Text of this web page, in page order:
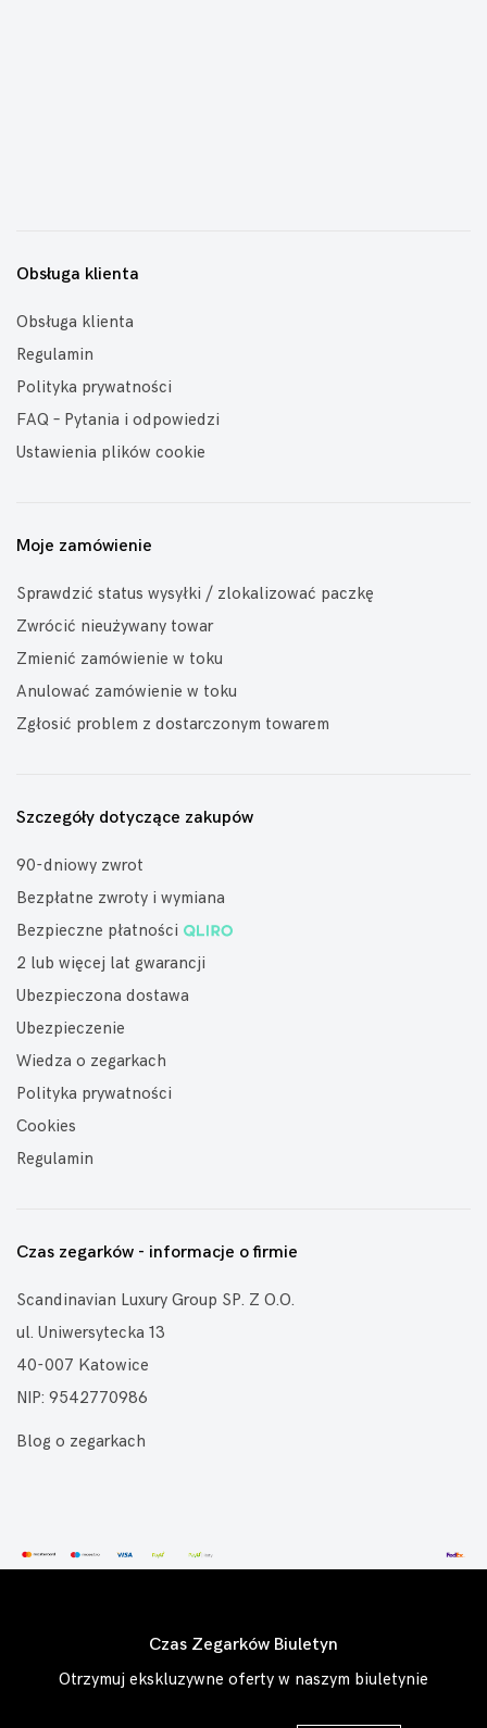
Obsługa klienta
Obsługa klienta
Regulamin
Polityka prywatności
FAQ – Pytania i odpowiedzi
Ustawienia plików cookie
Moje zamówienie
Sprawdzić status wysyłki / zlokalizować paczkę
Zwrócić nieużywany towar
Zmienić zamówienie w toku
Anulować zamówienie w toku
Zgłosić problem z dostarczonym towarem
Szczegóły dotyczące zakupów
90-dniowy zwrot
Bezpłatne zwroty i wymiana
Bezpieczne płatności
2 lub więcej lat gwarancji
Ubezpieczona dostawa
Ubezpieczenie
Wiedza o zegarkach
Polityka prywatności
Cookies
Regulamin
Czas zegarków - informacje o firmie
Scandinavian Luxury Group SP. Z O.O.
ul. Uniwersytecka 13
40-007 Katowice
NIP: 9542770986
Blog o zegarkach
Czas Zegarków Biuletyn
Otrzymuj ekskluzywne oferty w naszym biuletynie